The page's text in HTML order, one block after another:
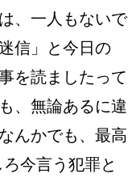
、一人もないで
信」と今日の
を読ましたって
、無論あるに違
んかでも、最高
今言う犯罪と